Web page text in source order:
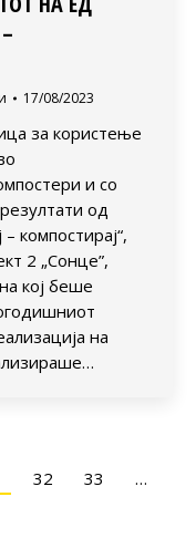
17/08/2023
за користење
и со
од
компостирај“,
2 „Сонце”,
кој беше
на
32 33
…